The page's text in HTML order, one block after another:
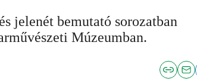
jelenét bemutató sorozatban
Múzeumban.